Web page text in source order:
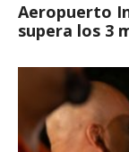
Aeropuerto
supera los 3